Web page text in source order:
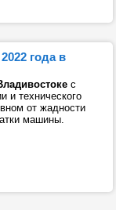
года в
с
и технического
от жадности
машины.